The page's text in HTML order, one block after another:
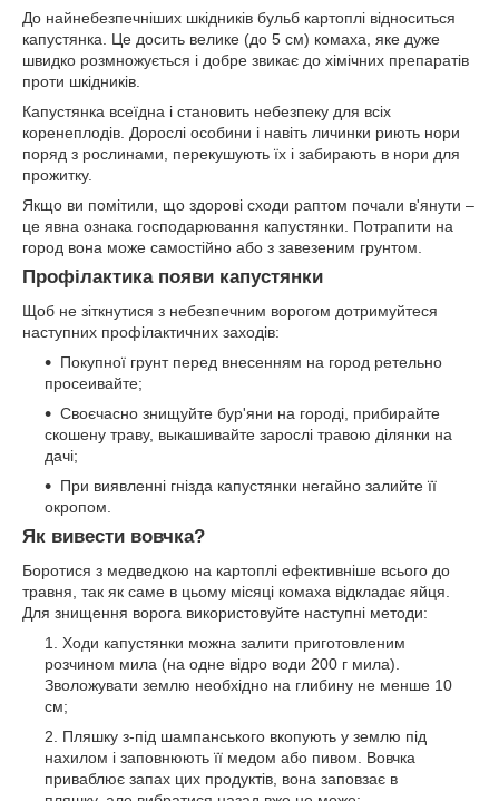
До найнебезпечніших шкідників бульб картоплі відноситься
капустянка. Це досить велике (до 5 см) комаха, яке дуже
швидко розмножується і добре звикає до хімічних препаратів
проти шкідників.
Капустянка всеїдна і становить небезпеку для всіх
коренеплодів. Дорослі особини і навіть личинки риють нори
поряд з рослинами, перекушують їх і забирають в нори для
прожитку.
Якщо ви помітили, що здорові сходи раптом почали в'янути –
це явна ознака господарювання капустянки. Потрапити на
город вона може самостійно або з завезеним грунтом.
Профілактика появи капустянки
Щоб не зіткнутися з небезпечним ворогом дотримуйтеся
наступних профілактичних заходів:
Покупної грунт перед внесенням на город ретельно
просеивайте;
Своєчасно знищуйте бур'яни на городі, прибирайте
скошену траву, выкашивайте зарослі травою ділянки на
дачі;
При виявленні гнізда капустянки негайно залийте її
окропом.
Як вивести вовчка?
Боротися з медведкою на картоплі ефективніше всього до
травня, так як саме в цьому місяці комаха відкладає яйця.
Для знищення ворога використовуйте наступні методи:
Ходи капустянки можна залити приготовленим
розчином мила (на одне відро води 200 г мила).
Зволожувати землю необхідно на глибину не менше 10
см;
Пляшку з-під шампанського вкопують у землю під
нахилом і заповнюють її медом або пивом. Вовчка
приваблює запах цих продуктів, вона заповзає в